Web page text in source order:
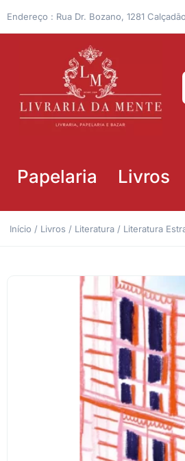
Endereço : Rua Dr. Bozano, 1281
Papelaria Livros
Início / Livros / Literatura / Literatura